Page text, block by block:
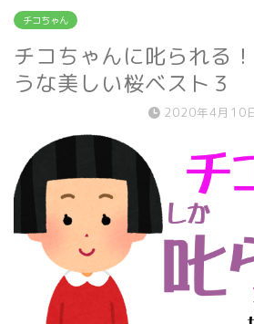
チコちゃん
チコちゃんに叱られる
うな美しい桜ベスト３
2020年4月10